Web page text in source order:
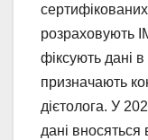
розраховують
фіксують дані в
призначають
дієтолога. У
дані